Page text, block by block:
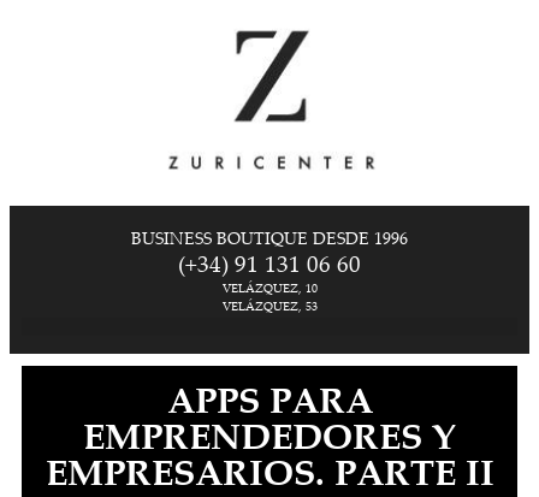
BUSINESS BOUTIQUE DESDE 1996
(+34) 91 131 06 60
VELÁZQUEZ, 10
VELÁZQUEZ, 53
APPS PARA
EMPRENDEDORES Y
EMPRESARIOS. PARTE II